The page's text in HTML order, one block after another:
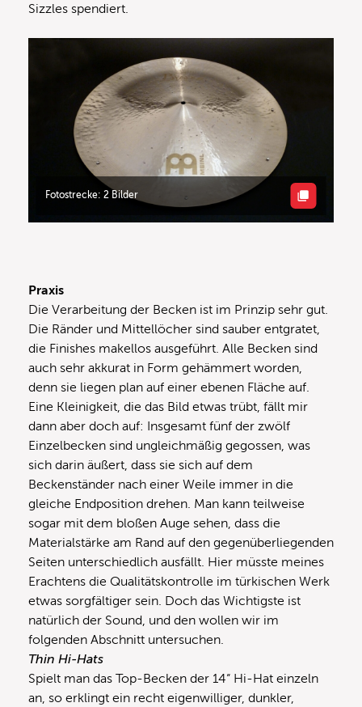
Sizzles spendiert.
Fotostrecke: 2 Bilder
Praxis
Die Verarbeitung der Becken ist im Prinzip sehr gut.
Die Ränder und Mittellöcher sind sauber entgratet,
die Finishes makellos ausgeführt. Alle Becken sind
auch sehr akkurat in Form gehämmert worden,
denn sie liegen plan auf einer ebenen Fläche auf.
Eine Kleinigkeit, die das Bild etwas trübt, fällt mir
dann aber doch auf: Insgesamt fünf der zwölf
Einzelbecken sind ungleichmäßig gegossen, was
sich darin äußert, dass sie sich auf dem
Beckenständer nach einer Weile immer in die
gleiche Endposition drehen. Man kann teilweise
sogar mit dem bloßen Auge sehen, dass die
Materialstärke am Rand auf den gegenüberliegenden
Seiten unterschiedlich ausfällt. Hier müsste meines
Erachtens die Qualitätskontrolle im türkischen Werk
etwas sorgfältiger sein. Doch das Wichtigste ist
natürlich der Sound, und den wollen wir im
folgenden Abschnitt untersuchen.
Thin Hi-Hats
Spielt man das Top-Becken der 14“ Hi-Hat einzeln
an, so erklingt ein recht eigenwilliger, dunkler,